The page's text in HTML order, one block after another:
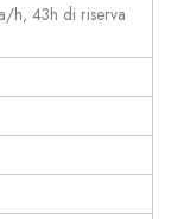
h, 43h di riserva